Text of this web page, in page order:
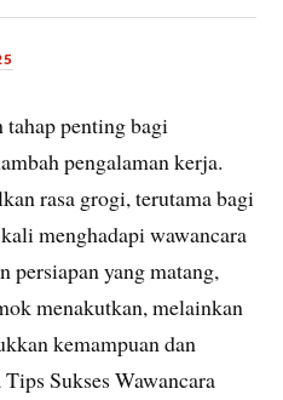
tahap penting bagi
pengalaman kerja.
rasa grogi, terutama bagi
menghadapi wawancara
persiapan yang matang,
menakutkan, melainkan
kemampuan dan
Sukses Wawancara